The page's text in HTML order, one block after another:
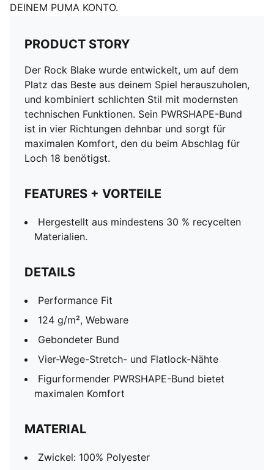
DEINEM PUMA KONTO.
PRODUCT STORY
Der Rock Blake wurde entwickelt, um auf dem
Platz das Beste aus deinem Spiel herauszuholen,
und kombiniert schlichten Stil mit modernsten
technischen Funktionen. Sein PWRSHAPE-Bund
ist in vier Richtungen dehnbar und sorgt für
maximalen Komfort, den du beim Abschlag für
Loch 18 benötigst.
FEATURES + VORTEILE
Hergestellt aus mindestens 30 % recycelten
Materialien.
DETAILS
Performance Fit
124 g/m², Webware
Gebondeter Bund
Vier-Wege-Stretch- und Flatlock-Nähte
Figurformender PWRSHAPE-Bund bietet
maximalen Komfort
MATERIAL
Zwickel: 100% Polyester